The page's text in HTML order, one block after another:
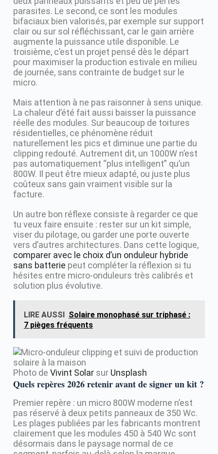
parasites. Le second, ce sont les modules
bifaciaux bien valorisés, par exemple sur support
clair ou sur sol réfléchissant, car le gain arrière
augmente la puissance utile disponible. Le
troisième, c’est un projet pensé dès le départ
pour maximiser la production estivale en milieu
de journée, sans contrainte de budget sur le
micro.
Mais attention à ne pas raisonner à sens unique.
La chaleur d’été fait aussi baisser la puissance
réelle des modules. Sur beaucoup de toitures
résidentielles, ce phénomène réduit
naturellement les pics et diminue une partie du
clipping redouté. Autrement dit, un 1000W n’est
pas automatiquement “plus intelligent” qu’un
800W. Il peut être mieux adapté, ou juste plus
coûteux sans gain vraiment visible sur la
facture.
Un autre bon réflexe consiste à regarder ce que
tu veux faire ensuite : rester sur un kit simple,
viser du pilotage, ou garder une porte ouverte
vers d’autres architectures. Dans cette logique,
comparer avec le choix d’un onduleur hybride
sans batterie peut compléter la réflexion si tu
hésites entre micro-onduleurs très calibrés et
solution plus évolutive.
LIRE AUSSI Solaire monophasé sur triphasé :
7 pièges fréquents
Photo de Vivint Solarsur Unsplash
Quels repères 2026 retenir avant de signer un kit ?
Premier repère : un micro 800W moderne n’est
pas réservé à deux petits panneaux de 350 Wc.
Les plages publiées par les fabricants montrent
clairement que les modules 450 à 540 Wc sont
désormais dans le paysage normal de ce